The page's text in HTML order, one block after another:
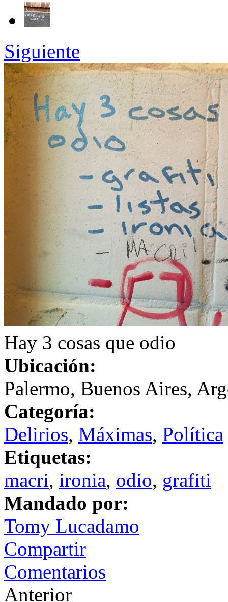
Siguiente
Hay 3 cosas que odio
Ubicación:
Palermo, Buenos Aires,
Categoría:
Delirios, Máximas, Política
Etiquetas:
macri, ironia, odio, grafiti
Mandado por:
Tomy Lucadamo
Compartir
Comentarios
Anterior